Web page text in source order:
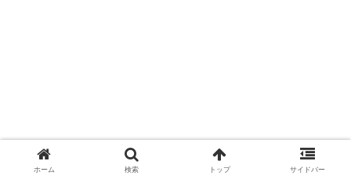
ホーム 検索 トップ サイドバー